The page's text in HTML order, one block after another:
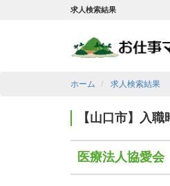
求人検索結果
ホーム 求人検索結果
【山口市】入
医療法人協愛